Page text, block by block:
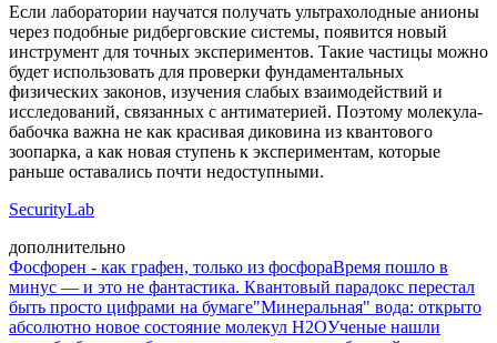
Если лаборатории научатся получать ультрахолодные анионы
через подобные ридберговские системы, появится новый
инструмент для точных экспериментов. Такие частицы можно
будет использовать для проверки фундаментальных
физических законов, изучения слабых взаимодействий и
исследований, связанных с антиматерией. Поэтому молекула-
бабочка важна не как красивая диковина из квантового
зоопарка, а как новая ступень к экспериментам, которые
раньше оставались почти недоступными.
SecurityLab
дополнительно
Фосфорен - как графен, только из фосфораВремя пошло в
минус — и это не фантастика. Квантовый парадокс перестал
быть просто цифрами на бумаге"Минеральная" вода: открыто
абсолютно новое состояние молекул H2OУченые нашли